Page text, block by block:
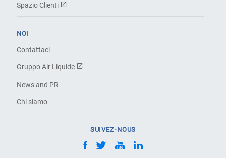
Spazio Clienti
NOI
Contattaci
Gruppo Air Liquide
News and PR
Chi siamo
SUIVEZ-NOUS